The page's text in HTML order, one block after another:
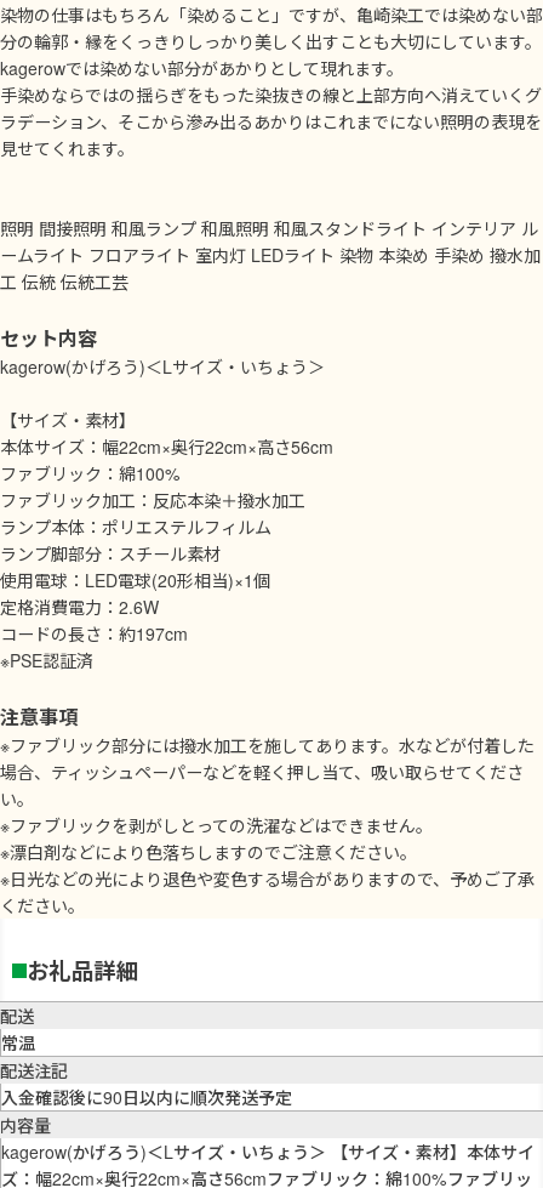
染物の仕事はもちろん「染めること」ですが、亀崎染工では染めない部
分の輪郭・縁をくっきりしっかり美しく出すことも大切にしています。
kagerowでは染めない部分があかりとして現れます。
手染めならではの揺らぎをもった染抜きの線と上部方向へ消えていくグ
ラデーション、そこから滲み出るあかりはこれまでにない照明の表現を
見せてくれます。
照明 間接照明 和風ランプ 和風照明 和風スタンドライト インテリア ル
ームライト フロアライト 室内灯 LEDライト 染物 本染め 手染め 撥水加
工 伝統 伝統工芸
セット内容
kagerow(かげろう)＜Lサイズ・いちょう＞
【サイズ・素材】
本体サイズ：幅22cm×奥行22cm×高さ56cm
ファブリック：綿100%
ファブリック加工：反応本染＋撥水加工
ランプ本体：ポリエステルフィルム
ランプ脚部分：スチール素材
使用電球：LED電球(20形相当)×1個
定格消費電力：2.6W
コードの長さ：約197cm
※PSE認証済
注意事項
※ファブリック部分には撥水加工を施してあります。水などが付着した
場合、ティッシュペーパーなどを軽く押し当て、吸い取らせてくださ
い。
※ファブリックを剥がしとっての洗濯などはできません。
※漂白剤などにより色落ちしますのでご注意ください。
※日光などの光により退色や変色する場合がありますので、予めご了承
ください。
お礼品詳細
配送
常温
配送注記
入金確認後に90日以内に順次発送予定
内容量
kagerow(かげろう)＜Lサイズ・いちょう＞ 【サイズ・素材】本体サイ
ズ：幅22cm×奥行22cm×高さ56cmファブリック：綿100%ファブリッ